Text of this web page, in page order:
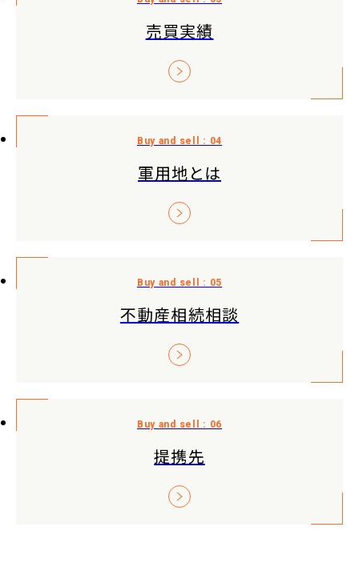
売買実績
軍用地とは
不動産相続相談
提携先